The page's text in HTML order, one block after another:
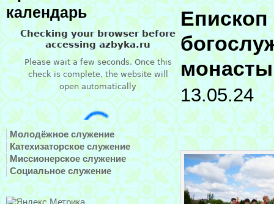
календарь
Молодёжное служение
Катехизаторское служение
Миссионерское служение
Социальное служение
13.05.24